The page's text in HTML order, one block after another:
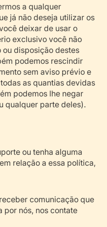
a qualquer
já não deseja utilizar os
deixar de usar o
exclusivo você não
disposição destes
podemos rescindir
sem aviso prévio e
as quantias devidas
podemos lhe negar
qualquer parte deles).
ou tenha alguma
relação a essa política,
comunicação que
por nós, nos contate